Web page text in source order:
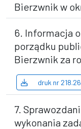
Bierzwnik w
6. Informacja
porządku
Bierzwnik za
druk nr
7.
wykonania